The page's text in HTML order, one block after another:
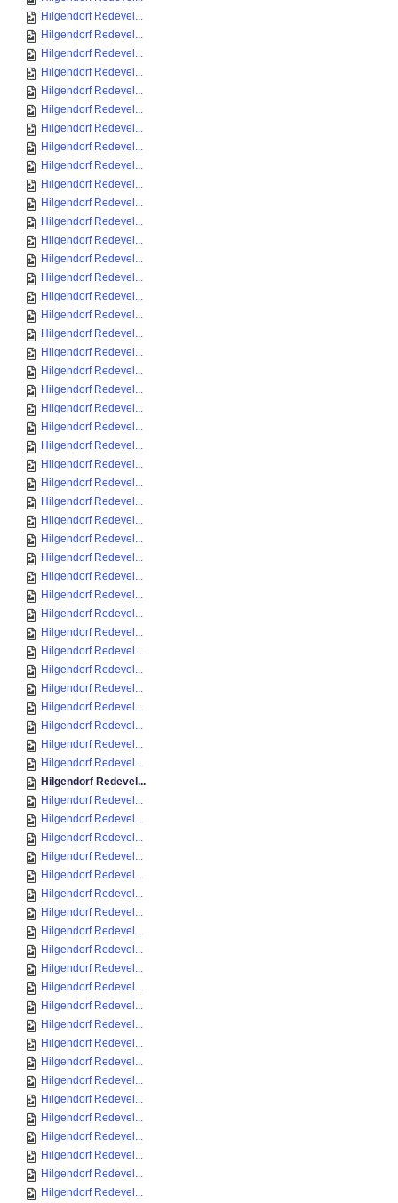
Hilgendorf Redevel...
Hilgendorf Redevel...
Hilgendorf Redevel...
Hilgendorf Redevel...
Hilgendorf Redevel...
Hilgendorf Redevel...
Hilgendorf Redevel...
Hilgendorf Redevel...
Hilgendorf Redevel...
Hilgendorf Redevel...
Hilgendorf Redevel...
Hilgendorf Redevel...
Hilgendorf Redevel...
Hilgendorf Redevel...
Hilgendorf Redevel...
Hilgendorf Redevel...
Hilgendorf Redevel...
Hilgendorf Redevel...
Hilgendorf Redevel...
Hilgendorf Redevel...
Hilgendorf Redevel...
Hilgendorf Redevel...
Hilgendorf Redevel...
Hilgendorf Redevel...
Hilgendorf Redevel...
Hilgendorf Redevel...
Hilgendorf Redevel...
Hilgendorf Redevel...
Hilgendorf Redevel...
Hilgendorf Redevel...
Hilgendorf Redevel...
Hilgendorf Redevel...
Hilgendorf Redevel...
Hilgendorf Redevel...
Hilgendorf Redevel...
Hilgendorf Redevel...
Hilgendorf Redevel...
Hilgendorf Redevel...
Hilgendorf Redevel...
Hilgendorf Redevel...
Hilgendorf Redevel...
Hilgendorf Redevel...
Hilgendorf Redevel...
Hilgendorf Redevel...
Hilgendorf Redevel...
Hilgendorf Redevel...
Hilgendorf Redevel...
Hilgendorf Redevel...
Hilgendorf Redevel...
Hilgendorf Redevel...
Hilgendorf Redevel...
Hilgendorf Redevel...
Hilgendorf Redevel...
Hilgendorf Redevel...
Hilgendorf Redevel...
Hilgendorf Redevel...
Hilgendorf Redevel...
Hilgendorf Redevel...
Hilgendorf Redevel...
Hilgendorf Redevel...
Hilgendorf Redevel...
Hilgendorf Redevel...
Hilgendorf Redevel...
Hilgendorf Redevel...